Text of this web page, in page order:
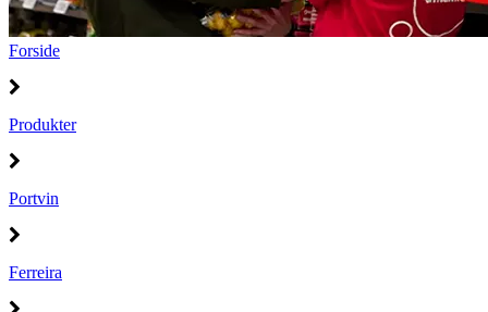
Forside
Produkter
Portvin
Ferreira